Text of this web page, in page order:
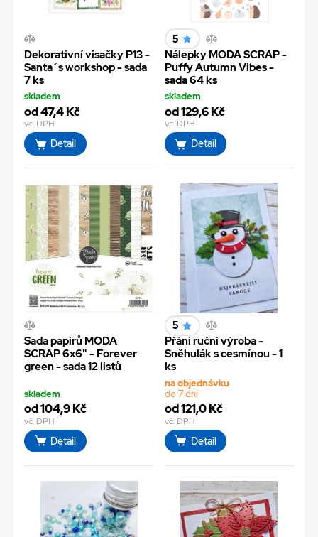
Dekorativní visačky P13 -
Santa´s workshop - sada
7 ks
skladem
od 47,4 Kč
vč. DPH
Detail
5
Nálepky MODA SCRAP -
Puffy Autumn Vibes -
sada 64 ks
skladem
od 129,6 Kč
vč. DPH
Detail
Sada papírů MODA
SCRAP 6x6" - Forever
green - sada 12 listů
skladem
od 104,9 Kč
vč. DPH
Detail
5
Přání ruční výroba -
Sněhulák s cesmínou - 1
ks
na objednávku
do 7 dní
od 121,0 Kč
vč. DPH
Detail